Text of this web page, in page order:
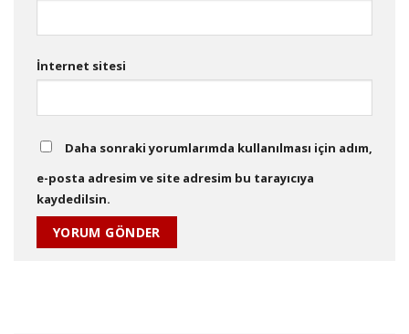
İnternet sitesi
Daha sonraki yorumlarımda kullanılması için adım,
e-posta adresim ve site adresim bu tarayıcıya
kaydedilsin.